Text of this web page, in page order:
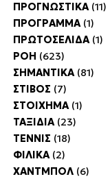
ΠΡΟΓΝΩΣΤΙΚΑ(11)
ΠΡΟΓΡΑΜΜΑ(1)
ΠΡΩΤΟΣΕΛΙΔΑ(1)
ΡΟΗ (623)
ΣΗΜΑΝΤΙΚΑ(81)
ΣΤΙΒΟΣ (7)
ΣΤΟΙΧΗΜΑ(1)
ΤΑΞΙΔΙΑ(23)
ΤΕΝΝΙΣ (18)
ΦΙΛΙΚΑ(2)
ΧΑΝΤΜΠΟΛ(6)